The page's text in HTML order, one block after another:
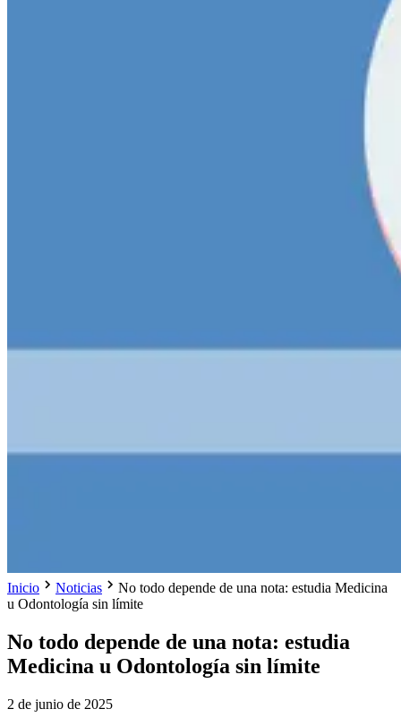
Inicio Noticias
No todo depende de una nota: estudia Medicina
u Odontología sin límite
No todo depende de una nota: estudia
Medicina u Odontología sin límite
2 de junio de 2025